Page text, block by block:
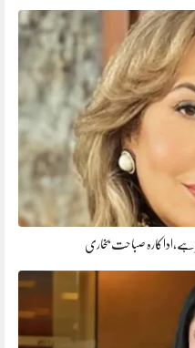
صباحت بخاری